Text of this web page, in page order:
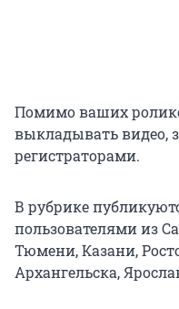
Помимо ваших
выкладывать видео,
регистраторами.
В рубрике
пользователями из
Тюмени, Казани,
Архангельска,